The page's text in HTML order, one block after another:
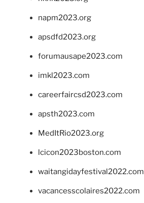
napm2023.org
apsdfd2023.org
forumausape2023.com
imkl2023.com
careerfaircsd2023.com
apsth2023.com
MedItRio2023.org
lcicon2023boston.com
waitangidayfestival2022.com
vacancesscolaires2022.com